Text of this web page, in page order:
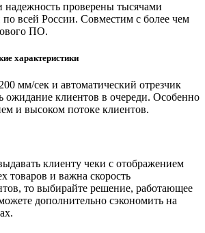
надежность проверены тысячами
всей России. Совместим с более чем
ПО.
характеристики
мм/сек и автоматический отрезчик
ожидание клиентов в очереди. Особенно
и высоком потоке клиентов.
клиенту чеки с отображением
товаров и важна скорость
то выбирайте решение, работающее
дополнительно сэкономить на